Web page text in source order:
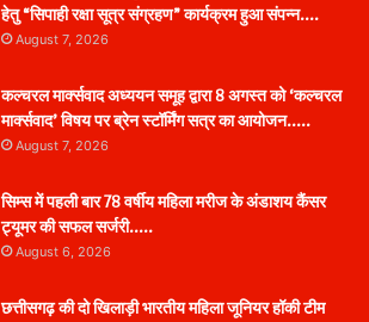
हेतु “सिपाही रक्षा सूत्र संग्रहण” कार्यक्रम हुआ संपन्न….
August 7, 2026
कल्चरल मार्क्सवाद अध्ययन समूह द्वारा 8 अगस्त को ‘कल्चरल
मार्क्सवाद’ विषय पर ब्रेन स्टॉर्मिंग सत्र का आयोजन…..
August 7, 2026
सिम्स में पहली बार 78 वर्षीय महिला मरीज के अंडाशय कैंसर
ट्यूमर की सफल सर्जरी…..
August 6, 2026
छत्तीसगढ़ की दो खिलाड़ी भारतीय महिला जूनियर हॉकी टीम